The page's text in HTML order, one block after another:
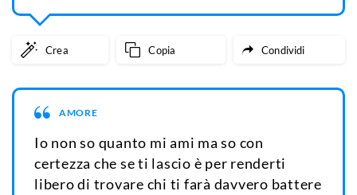
Crea Copia Condividi
AMORE
Io non so quanto mi ami ma so con
certezza che se ti lascio è per renderti
libero di trovare chi ti farà davvero battere